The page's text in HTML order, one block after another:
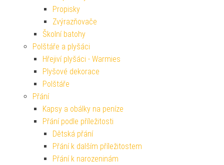
Propisky
Zvýrazňovače
Školní batohy
Polštáře a plyšáci
Hřejiví plyšáci - Warmies
Plyšové dekorace
Polštáře
Přání
Kapsy a obálky na peníze
Přání podle příležitosti
Dětská přání
Přání k dalším příležitostem
Přání k narozeninám